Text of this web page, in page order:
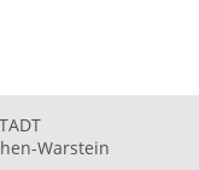
Warstein